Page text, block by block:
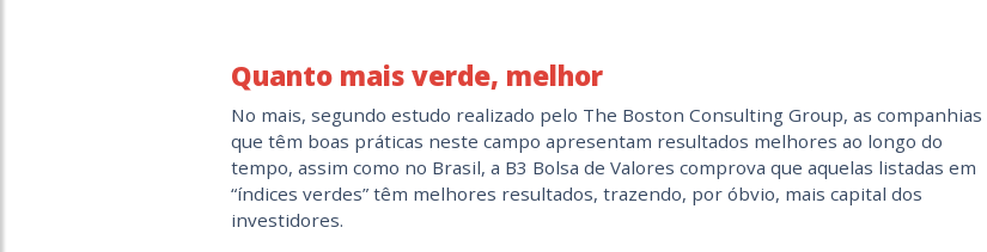
Quanto mais verde, melhor
No mais, segundo estudo realizado pelo The Boston Consulting Group, as companhias
que têm boas práticas neste campo apresentam resultados melhores ao longo do
tempo, assim como no Brasil, a B3 Bolsa de Valores comprova que aquelas listadas em
“índices verdes” têm melhores resultados, trazendo, por óbvio, mais capital dos
investidores.